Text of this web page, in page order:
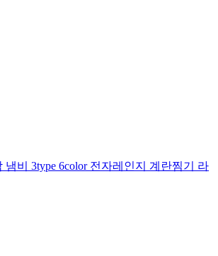
비 3type 6color 전자레인지 계란찜기 라